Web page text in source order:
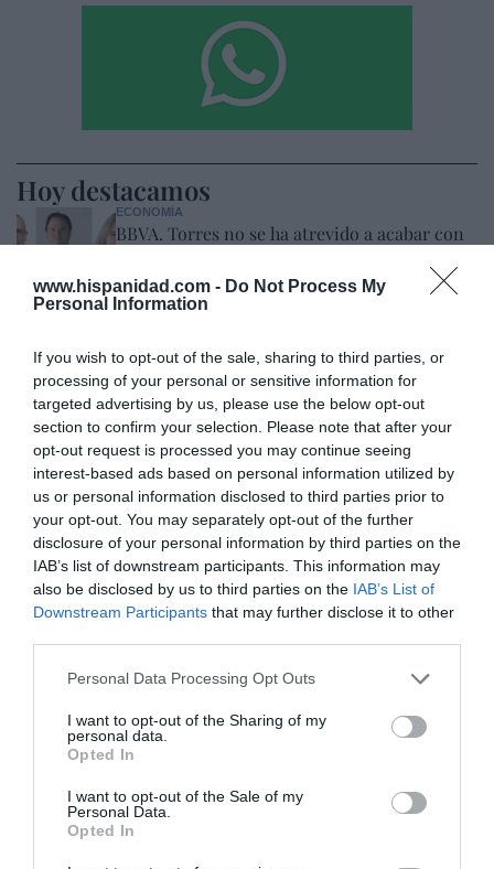
www.hispanidad.com - Do Not Process My
Personal Information
If you wish to opt-out of the sale, sharing to third parties, or
processing of your personal or sensitive information for
targeted advertising by us, please use the below opt-out
section to confirm your selection. Please note that after your
opt-out request is processed you may continue seeing
interest-based ads based on personal information utilized by
us or personal information disclosed to third parties prior to
your opt-out. You may separately opt-out of the further
disclosure of your personal information by third parties on the
IAB’s list of downstream participants. This information may
also be disclosed by us to third parties on the IAB’s List of
Downstream Participants that may further disclose it to other
Personal Data Processing Opt Outs
I want to opt-out of the Sharing of my
personal data.
Opted In
I want to opt-out of the Sale of my
Personal Data.
Opted In
Hoy destacamos
ECONOMÍA
BBVA. Torres no se ha atrevido a acabar con
exige que le nombre CEO... y exhibe músculo
Eulogio López
OPINIÓN
Isabel Pantoja pierde dos pleitos con
Hacienda por 700.000 euros... suma y sigue
Eulogio López 07/08/26 09:35
OPINIÓN
Centenario de la guerra cristera: ¡Viva Cristo
Rey!
José Vicente Martínez 07/08/26 08:41
No toda crítica a un obispo supone una falta
de respeto
Gonzalo Sáenz 07/08/26 08:38
ECONOMÍA
Telefónica. Situación límite: bronca en Reino
Unido, el riesgo de deuda en el alero... y
Eulogio López